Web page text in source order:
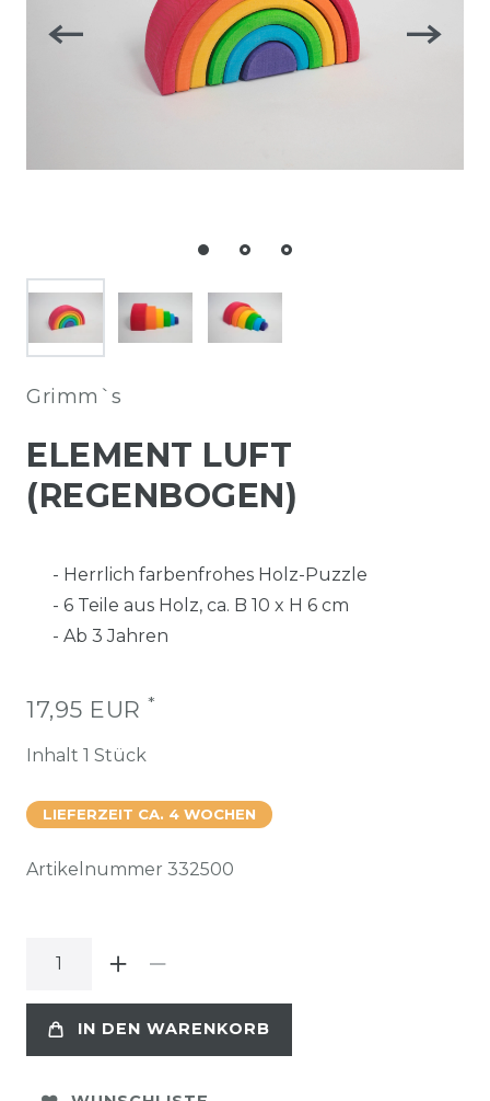
Grimm`s
ELEMENT LUFT
(REGENBOGEN)
- Herrlich farbenfrohes Holz-Puzzle
- 6 Teile aus Holz, ca. B 10 x H 6 cm
- Ab 3 Jahren
17,95 EUR *
Inhalt 1 Stück
LIEFERZEIT CA. 4 WOCHEN
Artikelnummer 332500
IN DEN WARENKORB